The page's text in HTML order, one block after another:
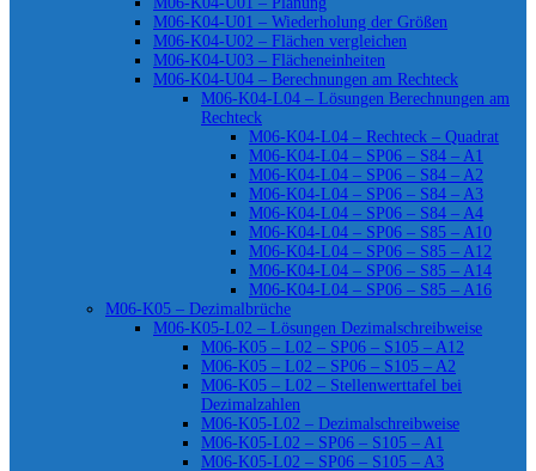
M06-K04-U01 – Wiederholung der Größen
M06-K04-U02 – Flächen vergleichen
M06-K04-U03 – Flächeneinheiten
M06-K04-U04 – Berechnungen am Rechteck
M06-K04-L04 – Lösungen Berechnungen am
Rechteck
M06-K04-L04 – Rechteck – Quadrat
M06-K04-L04 – SP06 – S84 – A1
M06-K04-L04 – SP06 – S84 – A2
M06-K04-L04 – SP06 – S84 – A3
M06-K04-L04 – SP06 – S84 – A4
M06-K04-L04 – SP06 – S85 – A10
M06-K04-L04 – SP06 – S85 – A12
M06-K04-L04 – SP06 – S85 – A14
M06-K04-L04 – SP06 – S85 – A16
M06-K05 – Dezimalbrüche
M06-K05-L02 – Lösungen Dezimalschreibweise
M06-K05 – L02 – SP06 – S105 – A12
M06-K05 – L02 – SP06 – S105 – A2
M06-K05 – L02 – Stellenwerttafel bei
Dezimalzahlen
M06-K05-L02 – Dezimalschreibweise
M06-K05-L02 – SP06 – S105 – A1
M06-K05-L02 – SP06 – S105 – A3